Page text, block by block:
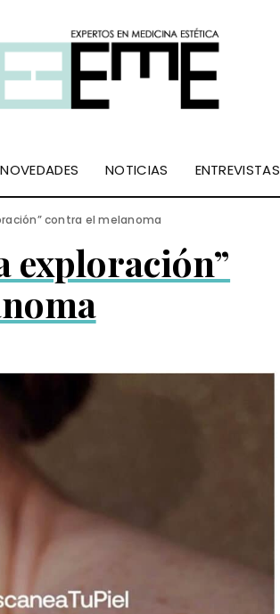
NOVEDADES NOTICIAS ENTREVISTAS
contra el melanoma
exploración”